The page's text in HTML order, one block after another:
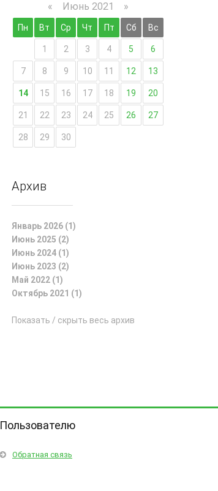
« Июнь 2021 »
Пн Вт Ср Чт Пт Сб Вс
1 2 3 4 5 6
7 8 9 10 11 12 13
14 15 16 17 18 19 20
21 22 23 24 25 26 27
28 29 30
Архив
Январь 2026 (1)
Июнь 2025 (2)
Июнь 2024 (1)
Июнь 2023 (2)
Май 2022 (1)
Октябрь 2021 (1)
Показать / скрыть весь архив
Пользователю
Обратная связь